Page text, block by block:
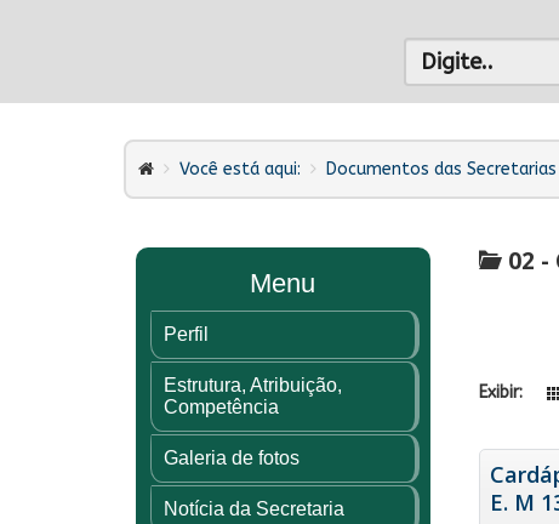
Você está aqui: Documentos das Secretarias
Menu
Perfil
Estrutura, Atribuição,
Competência
Galeria de fotos
Notícia da Secretaria
02 -
Exibir:
E. M